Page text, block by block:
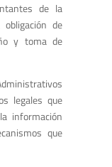
de la
de
y toma de
legales que
información
que